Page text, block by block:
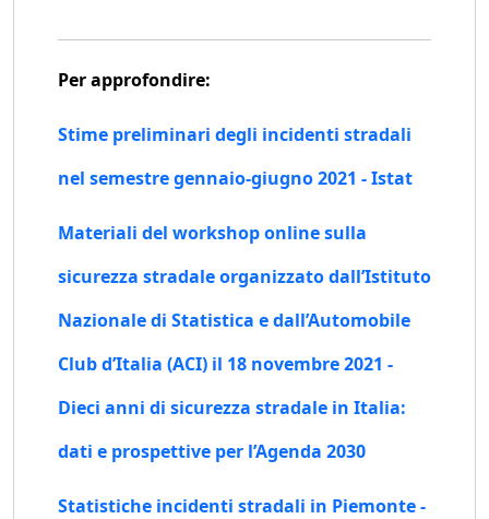
Per approfondire:
Stime preliminari degli incidenti stradali
nel semestre gennaio-giugno 2021 - Istat
Materiali del workshop online sulla
sicurezza stradale organizzato dall’Istituto
Nazionale di Statistica e dall’Automobile
Club d’Italia (ACI) il 18 novembre 2021 -
Dieci anni di sicurezza stradale in Italia:
dati e prospettive per l’Agenda 2030
Statistiche incidenti stradali in Piemonte -